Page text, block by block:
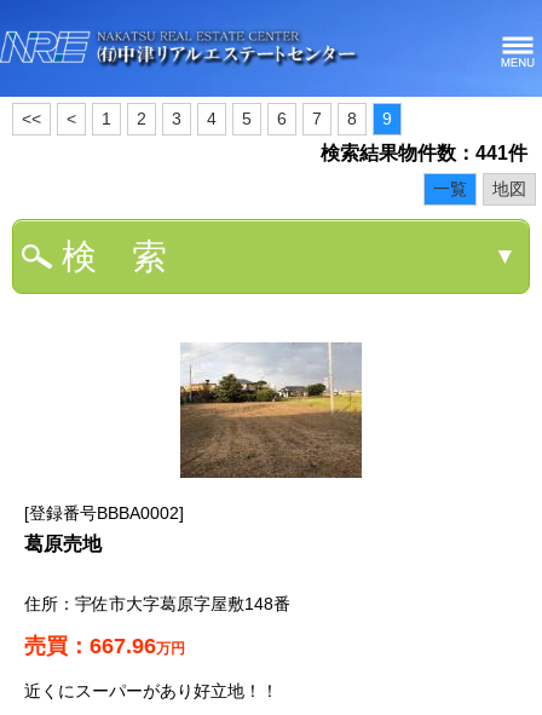
<< < 1 2 3 4 5 6 7 8 9
検索結果物件数：441件
地図
一覧
検 索 ▼
登録番号BBBA0002
葛原売地
宇佐市大字葛原字屋敷148番
667.96万円
近くにスーパーがあり好立地！！